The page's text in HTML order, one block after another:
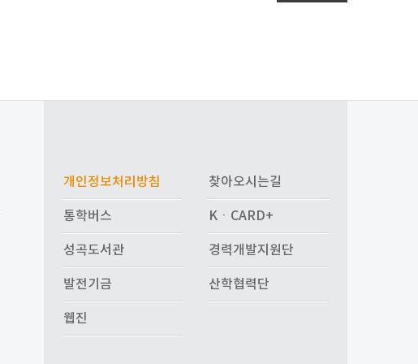
개인정보처리방침 찾아오시는길
통학버스 KㆍCARD+
성곡도서관 경력개발지원단
발전기금 산학협력단
웹진